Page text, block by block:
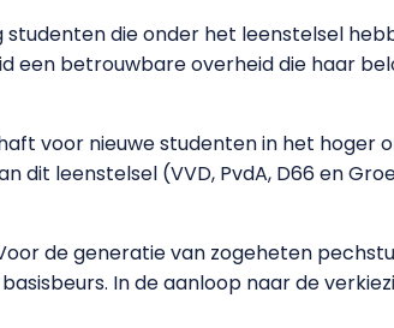
die onder het leenstelsel
een betrouwbare overheid die haar
voor nieuwe studenten in het hoger
dit leenstelsel (VVD, PvdA, D66 en
de generatie van zogeheten
In de aanloop naar de